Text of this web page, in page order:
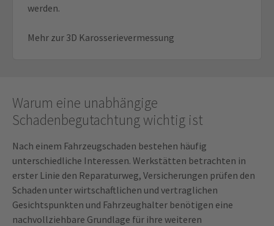
werden.
Mehr zur 3D Karosserievermessung
Warum eine unabhängige
Schadenbegutachtung wichtig ist
Nach einem Fahrzeugschaden bestehen häufig
unterschiedliche Interessen. Werkstätten betrachten in
erster Linie den Reparaturweg, Versicherungen prüfen den
Schaden unter wirtschaftlichen und vertraglichen
Gesichtspunkten und Fahrzeughalter benötigen eine
nachvollziehbare Grundlage für ihre weiteren